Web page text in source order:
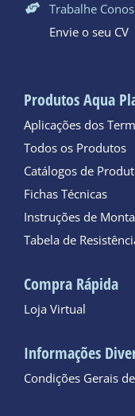
Trabalhe
Envie o seu CV
Produtos Aqua
Aplicações dos
Todos os Produtos
Catálogos de
Fichas Técnicas
Instruções de
Tabela de
Compra Rápida
Loja Virtual
Informações
Condições Gerais